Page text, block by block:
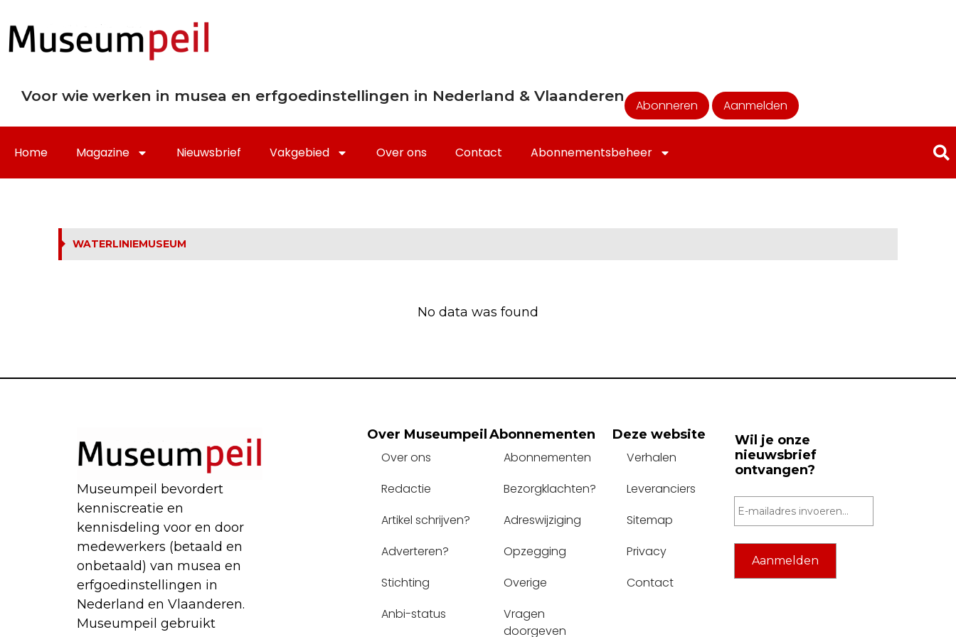
Voor wie werken in musea en erfgoedinstellingen in Nederland & Vlaanderen
Abonneren Aanmelden
Home Magazine Nieuwsbrief Vakgebied Over ons Contact Abonnementsbeheer
WATERLINIEMUSEUM
No data was found
Museumpeil bevordert
kenniscreatie en
kennisdeling voor en door
medewerkers (betaald en
onbetaald) van musea en
erfgoedinstellingen in
Nederland en Vlaanderen.
Museumpeil gebruikt
Over Museumpeil
Over ons
Redactie
Artikel schrijven?
Adverteren?
Stichting
Anbi-status
Abonnementen
Abonnementen
Bezorgklachten?
Adreswijziging
Opzegging
Overige
Vragen
doorgeven
Deze website
Verhalen
Leveranciers
Sitemap
Privacy
Contact
Wil je onze
nieuwsbrief
ontvangen?